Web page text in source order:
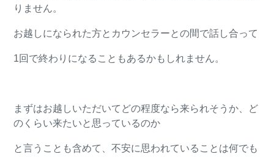
りません。
お越しになられた方とカウンセラーとの間で話し合って
1回で終わりになることもあるかもしれません。
まずはお越しいただいてどの程度なら来られそうか、ど
のくらい来たいと思っているのか
と言うことも含めて、不安に思われていることは何でも